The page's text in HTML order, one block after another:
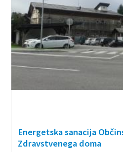
Energetska sanacija
Zdravstvenega doma